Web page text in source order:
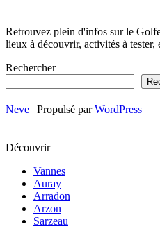
à
Larmor-
Retrouvez plein d'infos sur le
lieux à découvrir, activités à tester,
Rechercher
Neve | Propulsé parWordPress
Découvrir
Vannes
Auray
Arradon
Arzon
Sarzeau